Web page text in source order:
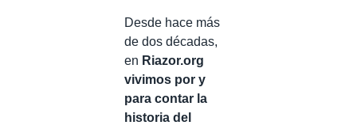
Desde hace más
de dos décadas,
en Riazor.org
vivimos por y
para contar la
historia del